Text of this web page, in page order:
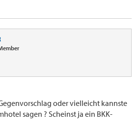
oder vielleicht kannste
sagen ? Scheinst ja ein BKK-